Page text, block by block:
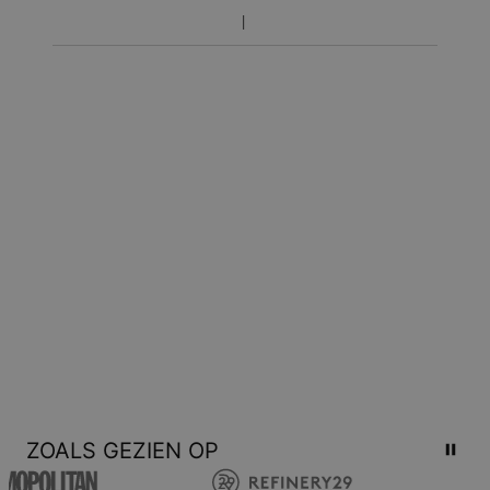
ZOALS GEZIEN OP